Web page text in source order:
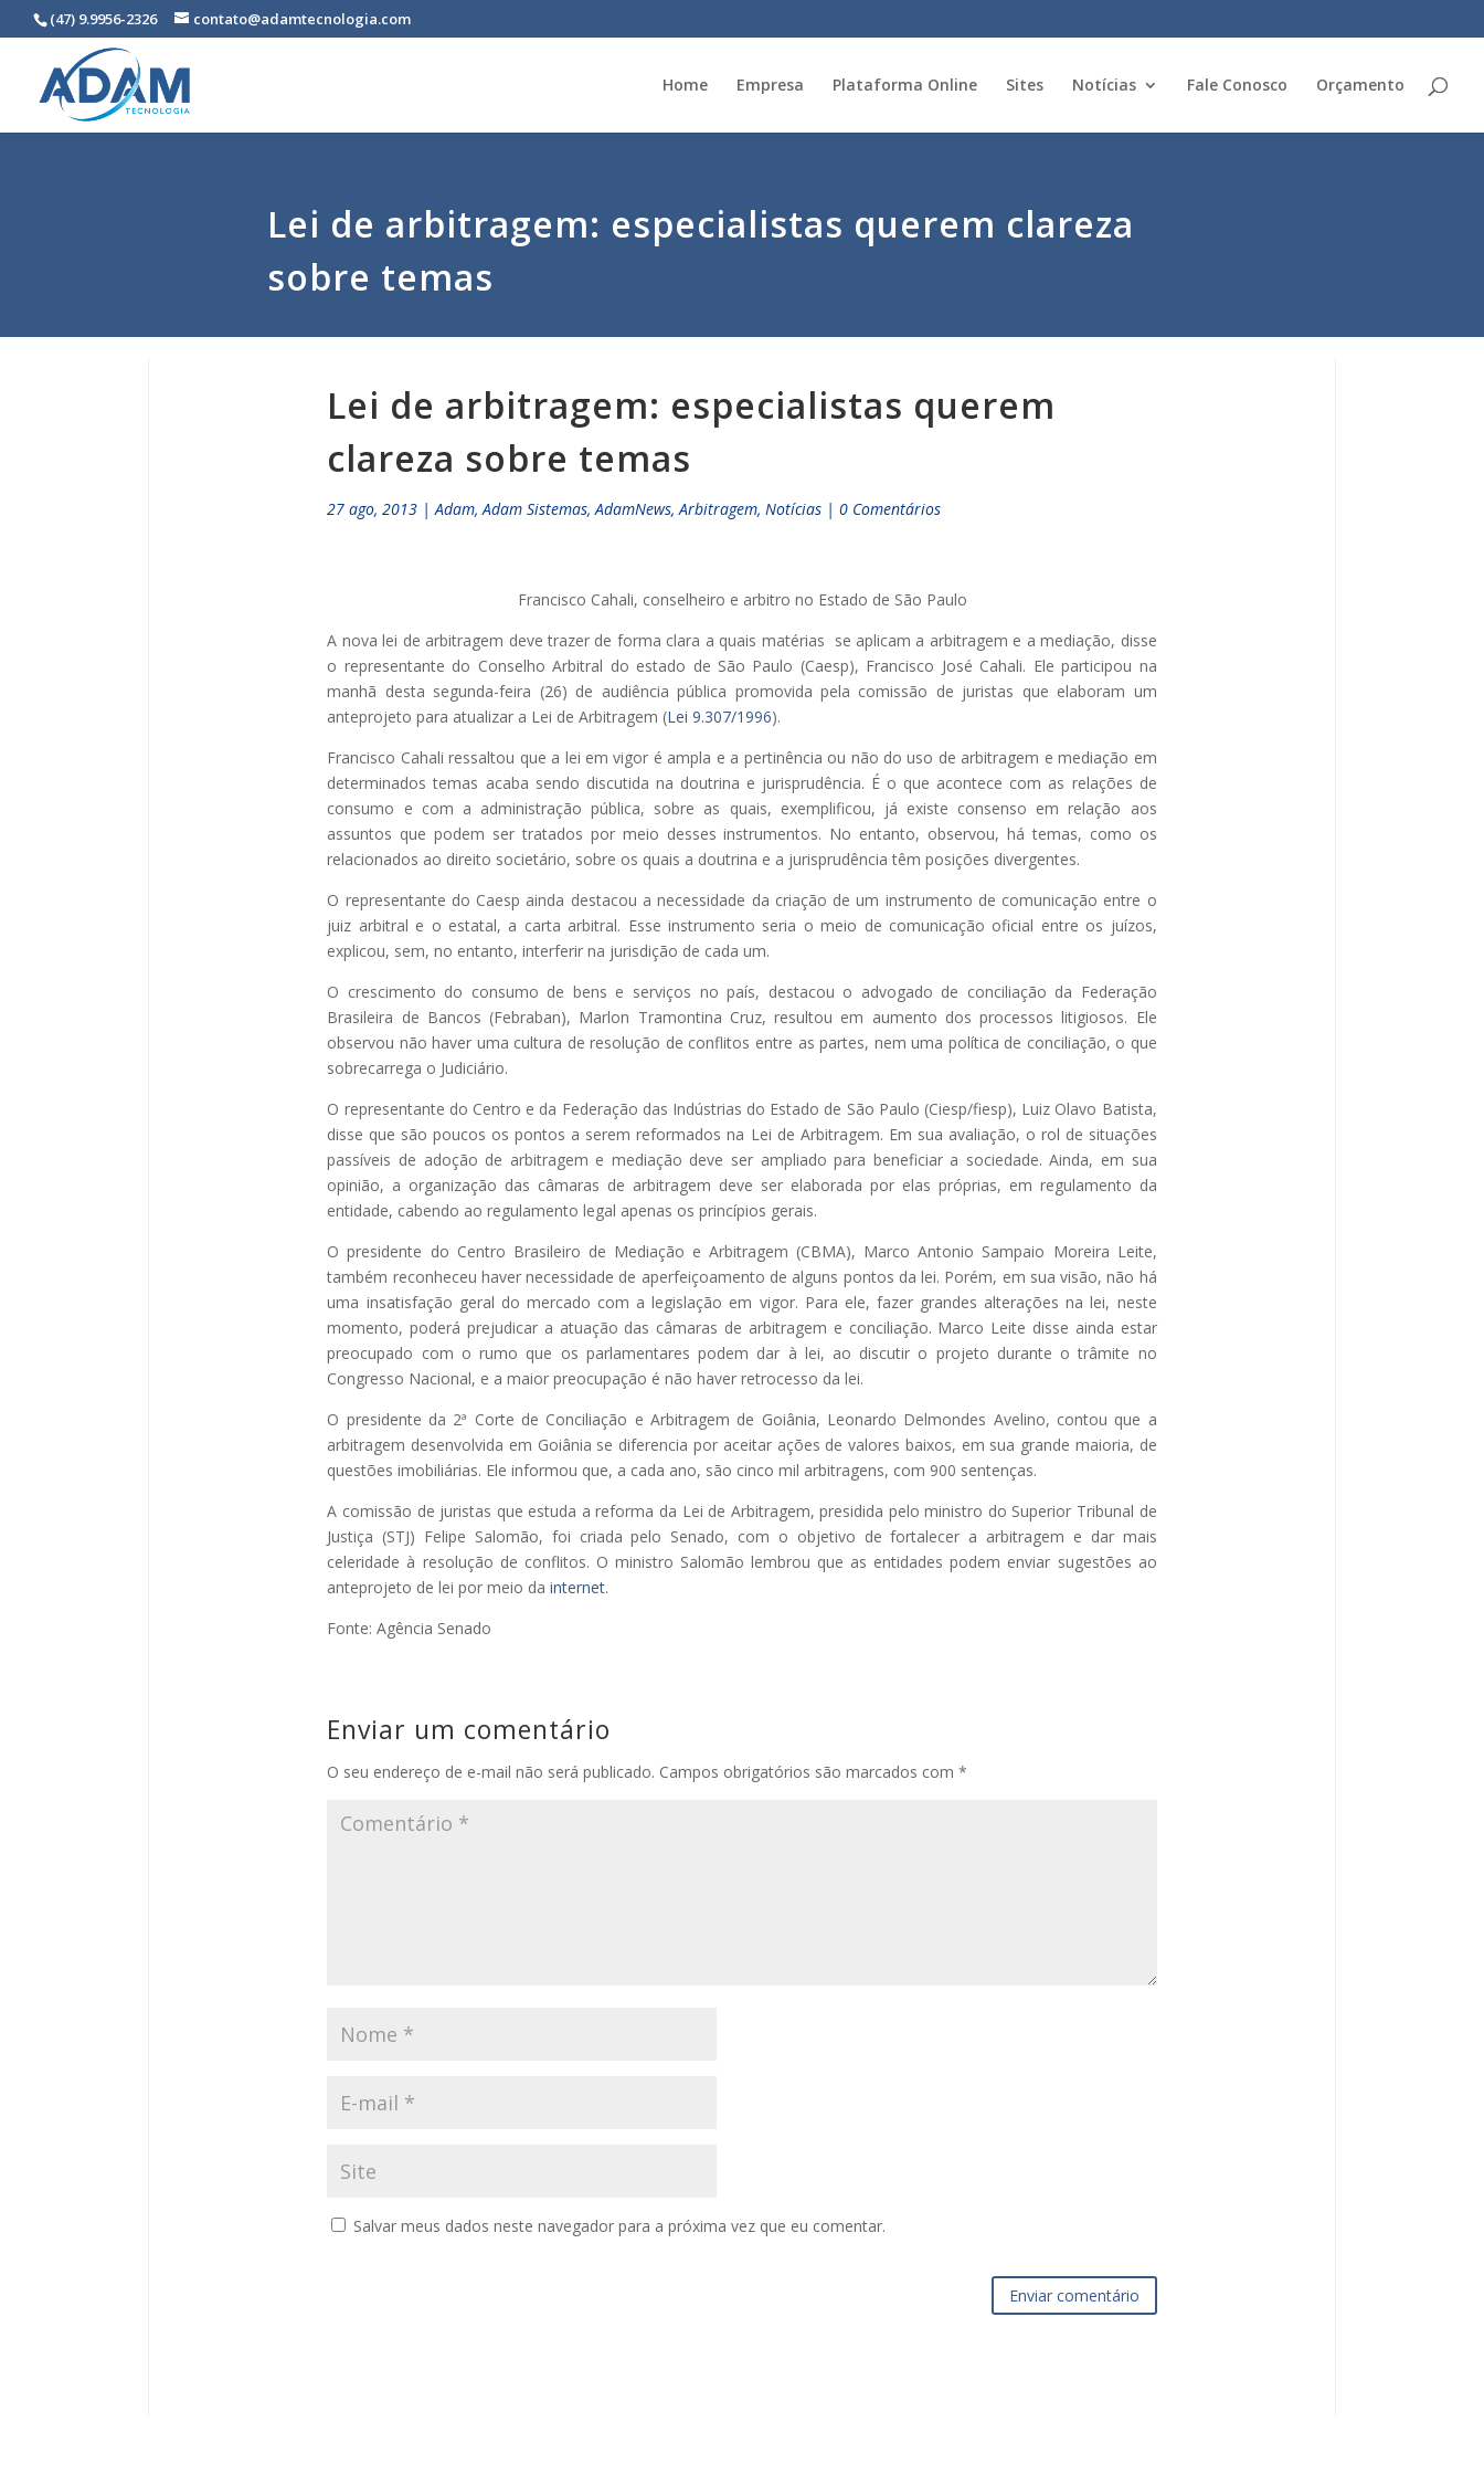
(47) 9.9956-2326 contato@adamtecnologia.com
Home Empresa Plataforma Online Sites Notícias Fale Conosco Orçamento
Lei de arbitragem: especialistas querem clareza
sobre temas
Lei de arbitragem: especialistas querem
clareza sobre temas
27 ago, 2013 |Adam,Adam Sistemas,AdamNews,Arbitragem,Notícias |0 Comentários
Francisco Cahali, conselheiro e arbitro no Estado de São Paulo
A nova lei de arbitragem deve trazer de forma clara a quais matérias se aplicam a arbitragem e a mediação, disse
o representante do Conselho Arbitral do estado de São Paulo (Caesp), Francisco José Cahali. Ele participou na
manhã desta segunda-feira (26) de audiência pública promovida pela comissão de juristas que elaboram um
anteprojeto para atualizar a Lei de Arbitragem (Lei 9.307/1996).
Francisco Cahali ressaltou que a lei em vigor é ampla e a pertinência ou não do uso de arbitragem e mediação em
determinados temas acaba sendo discutida na doutrina e jurisprudência. É o que acontece com as relações de
consumo e com a administração pública, sobre as quais, exemplificou, já existe consenso em relação aos
assuntos que podem ser tratados por meio desses instrumentos. No entanto, observou, há temas, como os
relacionados ao direito societário, sobre os quais a doutrina e a jurisprudência têm posições divergentes.
O representante do Caesp ainda destacou a necessidade da criação de um instrumento de comunicação entre o
juiz arbitral e o estatal, a carta arbitral. Esse instrumento seria o meio de comunicação oficial entre os juízos,
explicou, sem, no entanto, interferir na jurisdição de cada um.
O crescimento do consumo de bens e serviços no país, destacou o advogado de conciliação da Federação
Brasileira de Bancos (Febraban), Marlon Tramontina Cruz, resultou em aumento dos processos litigiosos. Ele
observou não haver uma cultura de resolução de conflitos entre as partes, nem uma política de conciliação, o que
sobrecarrega o Judiciário.
O representante do Centro e da Federação das Indústrias do Estado de São Paulo (Ciesp/fiesp), Luiz Olavo Batista,
disse que são poucos os pontos a serem reformados na Lei de Arbitragem. Em sua avaliação, o rol de situações
passíveis de adoção de arbitragem e mediação deve ser ampliado para beneficiar a sociedade. Ainda, em sua
opinião, a organização das câmaras de arbitragem deve ser elaborada por elas próprias, em regulamento da
entidade, cabendo ao regulamento legal apenas os princípios gerais.
O presidente do Centro Brasileiro de Mediação e Arbitragem (CBMA), Marco Antonio Sampaio Moreira Leite,
também reconheceu haver necessidade de aperfeiçoamento de alguns pontos da lei. Porém, em sua visão, não há
uma insatisfação geral do mercado com a legislação em vigor. Para ele, fazer grandes alterações na lei, neste
momento, poderá prejudicar a atuação das câmaras de arbitragem e conciliação. Marco Leite disse ainda estar
preocupado com o rumo que os parlamentares podem dar à lei, ao discutir o projeto durante o trâmite no
Congresso Nacional, e a maior preocupação é não haver retrocesso da lei.
O presidente da 2ª Corte de Conciliação e Arbitragem de Goiânia, Leonardo Delmondes Avelino, contou que a
arbitragem desenvolvida em Goiânia se diferencia por aceitar ações de valores baixos, em sua grande maioria, de
questões imobiliárias. Ele informou que, a cada ano, são cinco mil arbitragens, com 900 sentenças.
A comissão de juristas que estuda a reforma da Lei de Arbitragem, presidida pelo ministro do Superior Tribunal de
Justiça (STJ) Felipe Salomão, foi criada pelo Senado, com o objetivo de fortalecer a arbitragem e dar mais
celeridade à resolução de conflitos. O ministro Salomão lembrou que as entidades podem enviar sugestões ao
anteprojeto de lei por meio dainternet.
Fonte: Agência Senado
Enviar um comentário
O seu endereço de e-mail não será publicado. Campos obrigatórios são marcados com*
Salvar meus dados neste navegador para a próxima vez que eu comentar.
Enviar comentário